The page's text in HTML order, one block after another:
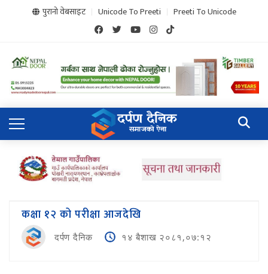
पुरानो वेबसाइट Unicode To Preeti Preeti To Unicode
कक्षा १२ को परीक्षा आजदेखि
दर्पण दैनिक १४ बैशाख २०८१,०७:१२